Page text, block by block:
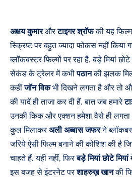
अक्षय कुमारऔरटाइगर श्रॉफकी यह
स्क्रिप्ट पर बहुत ज्यादा फोकस नहीं किया
ब्लॉकबस्टर फिल्मों पर रहा है. बड़े मियां
सेकंड के ट्रेलर में कभीपठानकी झलक
कहींजॉन विकभी दिखने लगता है और तो
की यादें ही ताजा कर दी हैं. बात जब हमारे
उनकी किक और एक्शन हमेशा वैसे ही लगता
कुल मिलाकरअली अब्बास जफरने
जरिये ऐसी फिल्म बनाने की कोशिश की है
चाहते हैं. यही नहीं, फिरबड़े मियां छोटे मियां
इस बजह से इंटरनेट परशाहरुख़ खानकी